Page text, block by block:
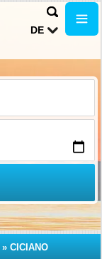
DE
» CICIANO